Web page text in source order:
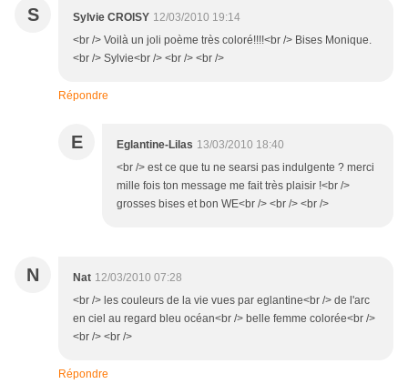
S Sylvie CROISY 12/03/2010 19:14
<br /> Voilà un joli poème très coloré!!!!<br /> Bises Monique.
<br /> Sylvie<br /> <br /> <br />
Répondre
E Eglantine-Lilas 13/03/2010 18:40
<br /> est ce que tu ne searsi pas indulgente ? merci
mille fois ton message me fait très plaisir !<br />
grosses bises et bon WE<br /> <br /> <br />
N Nat 12/03/2010 07:28
<br /> les couleurs de la vie vues par eglantine<br /> de l'arc
en ciel au regard bleu océan<br /> belle femme colorée<br />
<br /> <br />
Répondre